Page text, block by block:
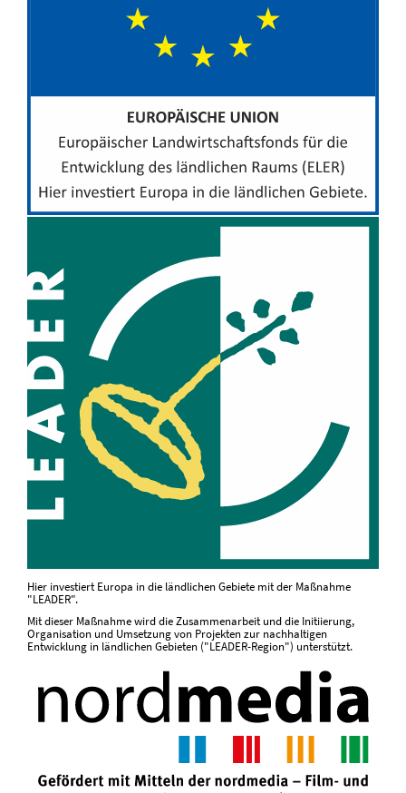
Hier investiert Europa in die ländlichen Gebiete mit der Maßnahme
"LEADER".
Mit dieser Maßnahme wird die Zusammenarbeit und die Initiierung,
Organisation und Umsetzung von Projekten zur nachhaltigen
Entwicklung in ländlichen Gebieten ("LEADER-Region") unterstützt.